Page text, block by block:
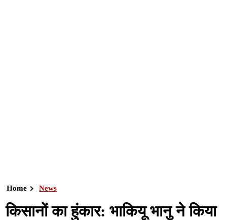
Home News
किसानों का हुंकार: भाकियू भानु ने किया